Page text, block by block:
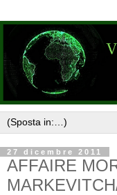
27 dicembre 2011
AFFAIRE